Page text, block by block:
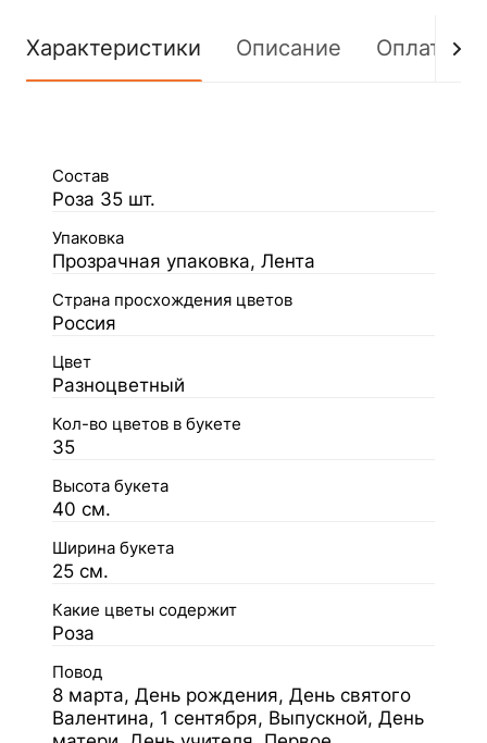
Характеристики Описание Оплата
Состав
Роза 35 шт.
Упаковка
Прозрачная упаковка, Лента
Страна просхождения цветов
Россия
Цвет
Разноцветный
Кол-во цветов в букете
35
Высота букета
40 см.
Ширина букета
25 см.
Какие цветы содержит
Роза
Повод
8 марта, День рождения, День святого
Валентина, 1 сентября, Выпускной, День